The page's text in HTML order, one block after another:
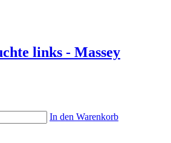
links - Massey
In den Warenkorb